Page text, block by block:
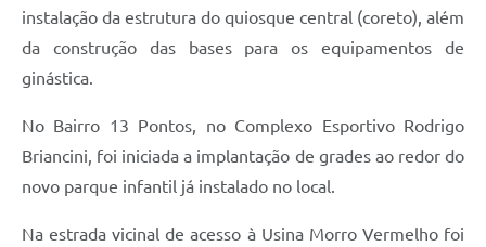
instalação da estrutura do quiosque central (coreto), além
da construção das bases para os equipamentos de
ginástica.
No Bairro 13 Pontos, no Complexo Esportivo Rodrigo
Briancini, foi iniciada a implantação de grades ao redor do
novo parque infantil já instalado no local.
Na estrada vicinal de acesso à Usina Morro Vermelho foi